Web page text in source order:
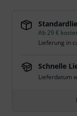
Ab 29 €
Lieferung in
Schnelle
Lieferdatum